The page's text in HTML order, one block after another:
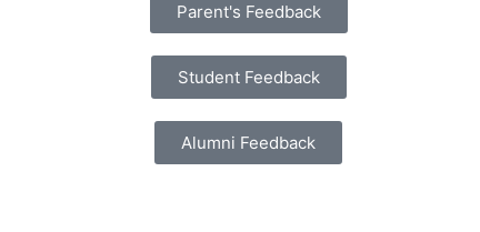
Parent's Feedback
Student Feedback
Alumni Feedback